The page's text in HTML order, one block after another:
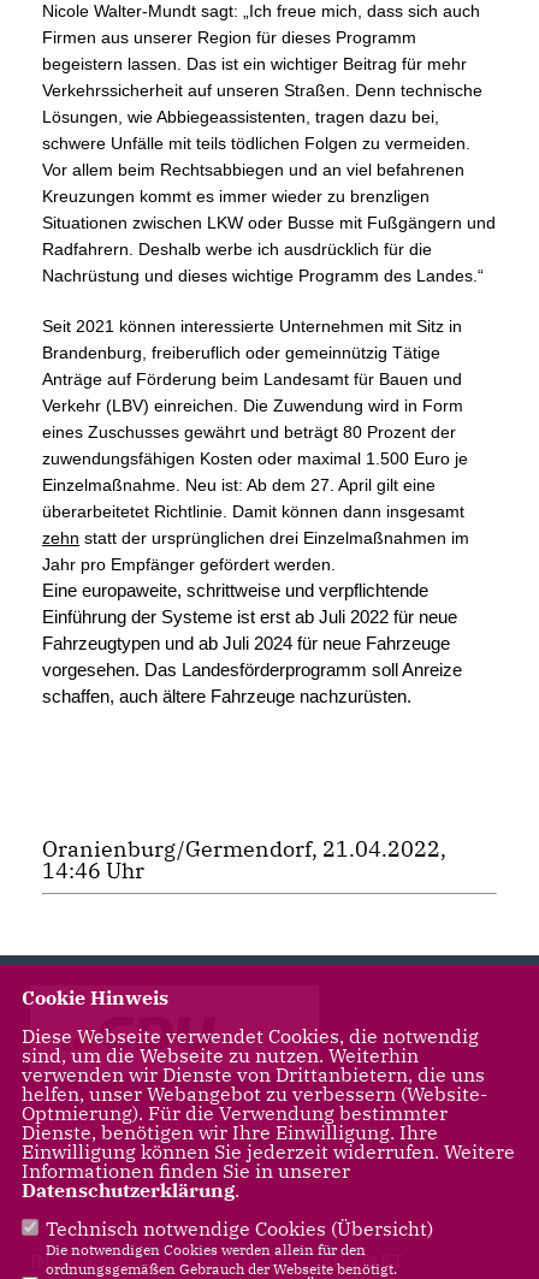
Nicole Walter-Mundt sagt: „Ich freue mich, dass sich auch
Firmen aus unserer Region für dieses Programm
begeistern lassen. Das ist ein wichtiger Beitrag für mehr
Verkehrssicherheit auf unseren Straßen. Denn technische
Lösungen, wie Abbiegeassistenten, tragen dazu bei,
schwere Unfälle mit teils tödlichen Folgen zu vermeiden.
Vor allem beim Rechtsabbiegen und an viel befahrenen
Kreuzungen kommt es immer wieder zu brenzligen
Situationen zwischen LKW oder Busse mit Fußgängern und
Radfahrern. Deshalb werbe ich ausdrücklich für die
Nachrüstung und dieses wichtige Programm des Landes.“
Seit 2021 können interessierte Unternehmen mit Sitz in
Brandenburg, freiberuflich oder gemeinnützig Tätige
Anträge auf Förderung beim Landesamt für Bauen und
Verkehr (LBV) einreichen. Die Zuwendung wird in Form
eines Zuschusses gewährt und beträgt 80 Prozent der
zuwendungsfähigen Kosten oder maximal 1.500 Euro je
Einzelmaßnahme. Neu ist: Ab dem 27. April gilt eine
überarbeitetet Richtlinie. Damit können dann insgesamt
zehn statt der ursprünglichen drei Einzelmaßnahmen im
Jahr pro Empfänger gefördert werden.
Eine europaweite, schrittweise und verpflichtende
Einführung der Systeme ist erst ab Juli 2022 für neue
Fahrzeugtypen und ab Juli 2024 für neue Fahrzeuge
vorgesehen. Das Landesförderprogramm soll Anreize
schaffen, auch ältere Fahrzeuge nachzurüsten.
Oranienburg/Germendorf, 21.04.2022,
14:46 Uhr
Landtagsabgeordnete für Leegebruch, Liebenwalde,
Oranienburg
IMPRESSUM DATENSCHUTZ KONTAKT
Cookie Hinweis
Diese Webseite verwendet Cookies, die notwendig
sind, um die Webseite zu nutzen. Weiterhin
verwenden wir Dienste von Drittanbietern, die uns
helfen, unser Webangebot zu verbessern (Website-
Optmierung). Für die Verwendung bestimmter
Dienste, benötigen wir Ihre Einwilligung. Ihre
Einwilligung können Sie jederzeit widerrufen. Weitere
Informationen finden Sie in unserer
Datenschutzerklärung.
Technisch notwendige Cookies (Übersicht)
Die notwendigen Cookies werden allein für den
ordnungsgemäßen Gebrauch der Webseite benötigt.